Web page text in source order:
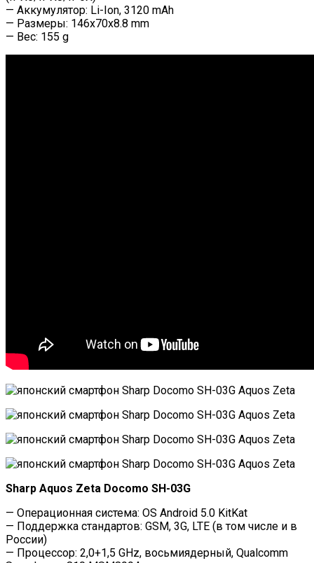
— Аккумулятор: Li-Ion, 3120 mAh
— Размеры: 146x70x8.8 mm
— Вес: 155 g
Sharp Aquos Zeta Docomo SH-03G
— Операционная система: OS Android 5.0 KitKat
— Поддержка стандартов: GSM, 3G, LTE (в том числе и в
России)
— Процессор: 2,0+1,5 GHz, восьмиядерный, Qualcomm